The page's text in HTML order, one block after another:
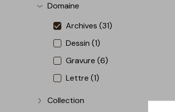
Afficher plus
Domaine
Archives (31)
Dessin (1)
Gravure (6)
Lettre (1)
Afficher plus
Collection